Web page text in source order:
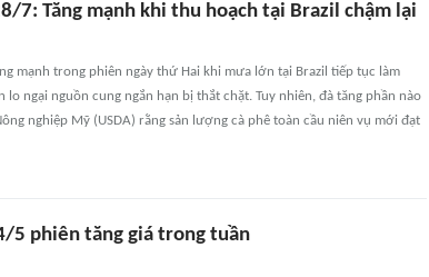
7: Tăng mạnh khi thu hoạch tại Brazil chậm lại
mạnh trong phiên ngày thứ Hai khi mưa lớn tại Brazil tiếp tục làm
lo ngại nguồn cung ngắn hạn bị thắt chặt. Tuy nhiên, đà tăng phần nào
nghiệp Mỹ (USDA) rằng sản lượng cà phê toàn cầu niên vụ mới đạt
5 phiên tăng giá trong tuần